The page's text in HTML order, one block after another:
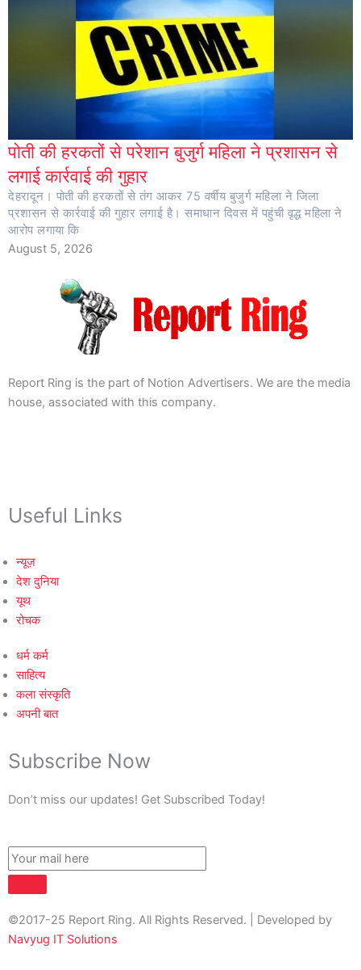
पोती की हरकतों से परेशान बुजुर्ग महिला ने प्रशासन से
लगाई कार्रवाई की गुहार
देहरादून। पोती की हरकतों से तंग आकर 75 वर्षीय बुजुर्ग महिला ने जिला
प्रशासन से कार्रवाई की गुहार लगाई है। समाधान दिवस में पहुंची वृद्ध महिला ने
आरोप लगाया कि
August 5, 2026
Report Ring is the part of Notion Advertisers. We are the media
house, associated with this company.
Useful Links
न्यूज़
देश दुनिया
यूथ
रोचक
धर्म कर्म
साहित्य
कला संस्कृति
अपनी बात
Subscribe Now
Don’t miss our updates! Get Subscribed Today!
©2017-25 Report Ring. All Rights Reserved. | Developed by
Navyug IT Solutions